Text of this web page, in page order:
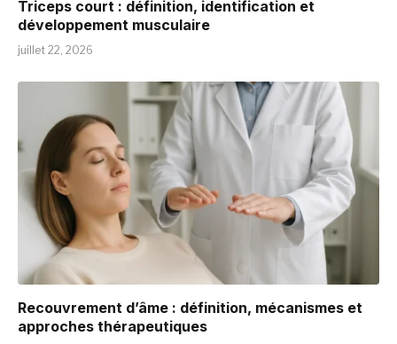
Triceps court : définition, identification et
développement musculaire
juillet 22, 2026
Recouvrement d’âme : définition, mécanismes et
approches thérapeutiques